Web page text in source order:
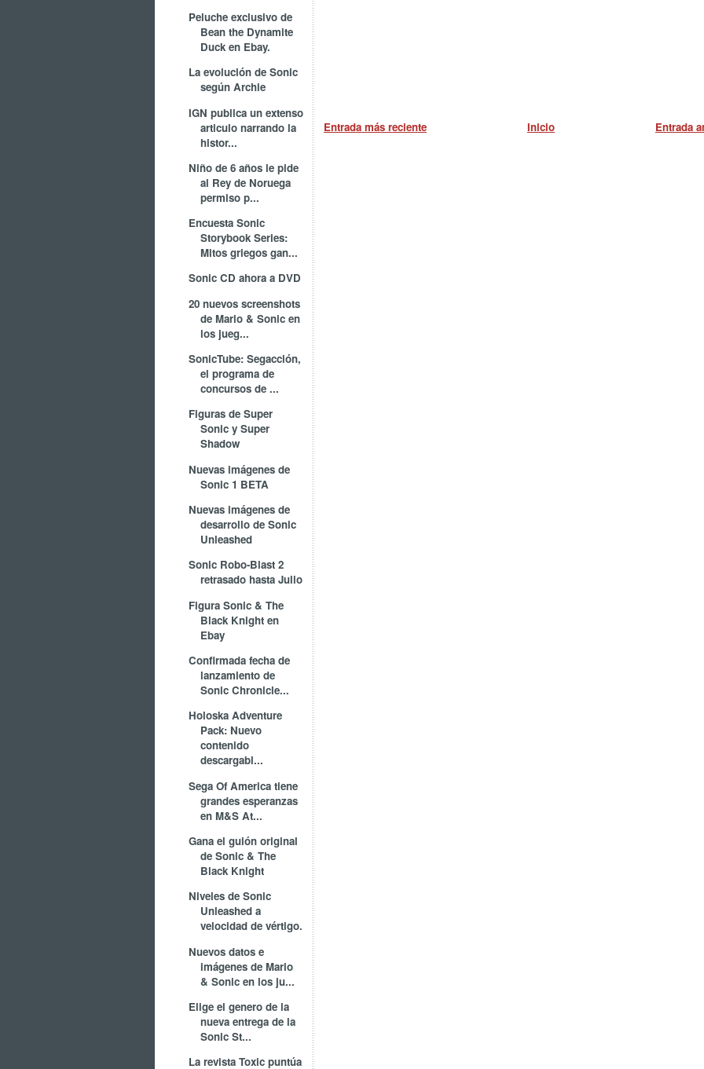
Peluche exclusivo de
Bean the Dynamite
Duck en Ebay.
La evolución de Sonic
según Archie
IGN publica un extenso
articulo narrando la
histor...
Niño de 6 años le pide
al Rey de Noruega
permiso p...
Encuesta Sonic
Storybook Series:
Mitos griegos gan...
Sonic CD ahora a DVD
20 nuevos screenshots
de Mario & Sonic en
los jueg...
SonicTube: Segacción,
el programa de
concursos de ...
Figuras de Super
Sonic y Super
Shadow
Nuevas imágenes de
Sonic 1 BETA
Nuevas imágenes de
desarrollo de Sonic
Unleashed
Sonic Robo-Blast 2
retrasado hasta Julio
Figura Sonic & The
Black Knight en
Ebay
Confirmada fecha de
lanzamiento de
Sonic Chronicle...
Holoska Adventure
Pack: Nuevo
contenido
descargabl...
Sega Of America tiene
grandes esperanzas
en M&S At...
Gana el guión original
de Sonic & The
Black Knight
Niveles de Sonic
Unleashed a
velocidad de vértigo.
Nuevos datos e
imágenes de Mario
& Sonic en los ju...
Elige el genero de la
nueva entrega de la
Sonic St...
La revista Toxic puntúa
Entrada más reciente Entrada
Inicio